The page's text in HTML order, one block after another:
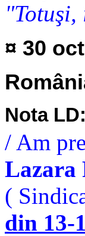
¤ 30
Nota
/ Am
Lazara
(
din 13-